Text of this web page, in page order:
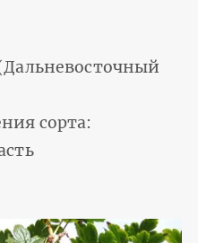
сорта: